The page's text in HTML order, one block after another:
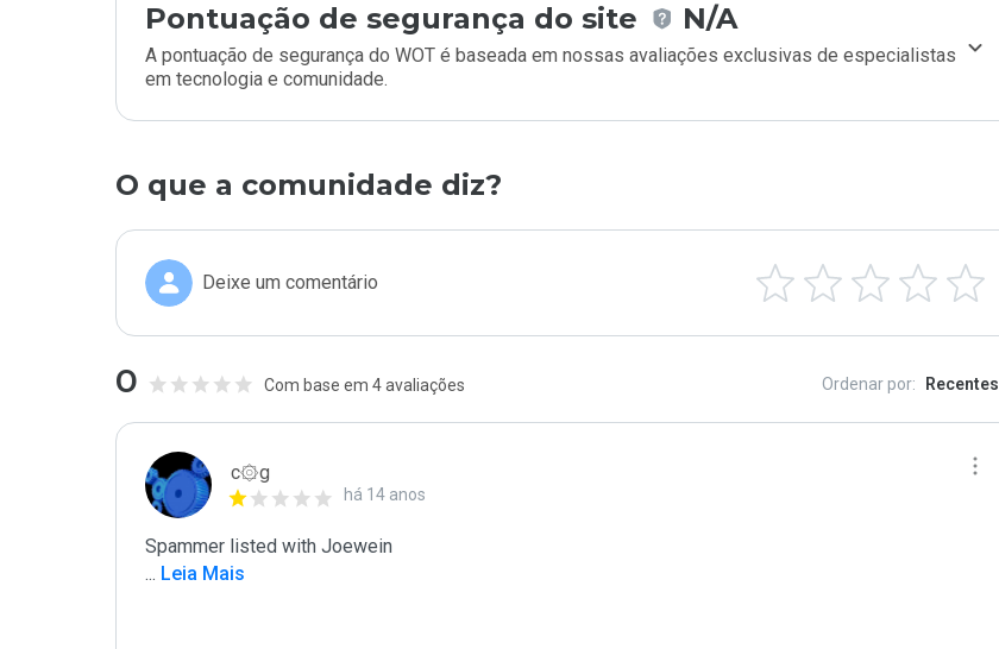
Pontuação de segurança do site N/A
A pontuação de segurança do WOT é baseada em nossas avaliações exclusivas de especialistas
em tecnologia e comunidade.
O que a comunidade diz?
Deixe um comentário
0 Com base em 4 avaliações Ordenar por: Recentes
c۞g
há 14 anos
... Leia Mais